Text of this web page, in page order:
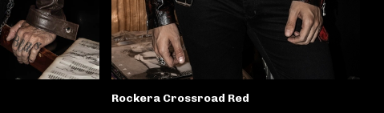
Rockera Crossroad Red